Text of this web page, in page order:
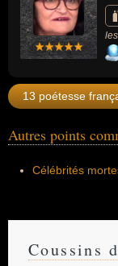
13 poétesse
Autres points
Célébrités
Coussins